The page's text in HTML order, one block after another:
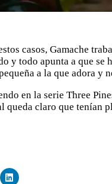
casos, Gamache
y todo apunta a que se
a la que adora y
en la serie Three
claro que tenían